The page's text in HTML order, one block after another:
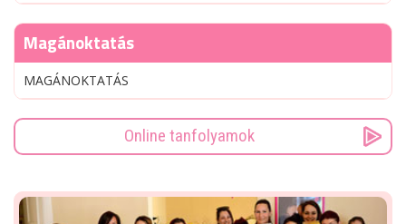
Magánoktatás
MAGÁNOKTATÁS
Online tanfolyamok